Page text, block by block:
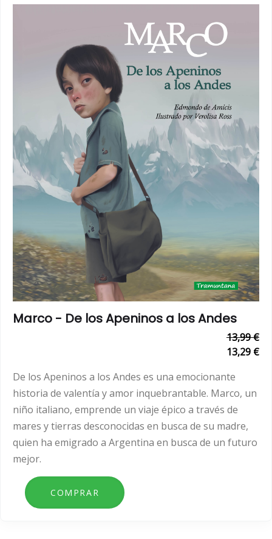
Marco - De los Apeninos a los Andes
13,99 €
13,29 €
De los Apeninos a los Andes es una emocionante
historia de valentía y amor inquebrantable. Marco, un
niño italiano, emprende un viaje épico a través de
mares y tierras desconocidas en busca de su madre,
quien ha emigrado a Argentina en busca de un futuro
mejor.